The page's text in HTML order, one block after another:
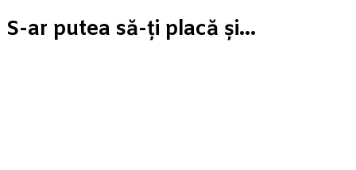
S-ar putea să-ți placă și...